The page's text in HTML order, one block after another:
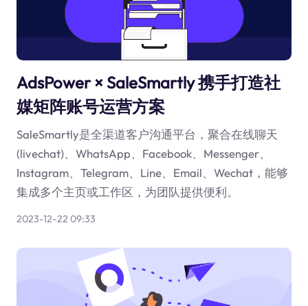
AdsPower × SaleSmartly 携手打造社
媒矩阵账号运营方案
SaleSmartly是全渠道客户沟通平台，聚合在线聊天
(livechat)、WhatsApp、Facebook、Messenger、
Instagram、Telegram、Line、Email、Wechat，能够
集成多个主页或工作区，为团队提供便利。
2023-12-22 09:33